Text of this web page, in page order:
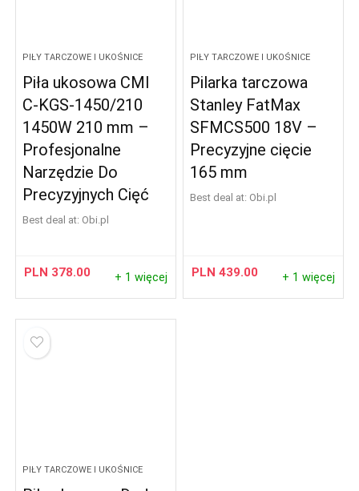
PIŁY TARCZOWE I UKOŚNICE
Piła ukosowa CMI
C-KGS-1450/210
1450W 210 mm –
Profesjonalne
Narzędzie Do
Precyzyjnych Cięć
Best deal at: obi.pl
PLN 378.00 + 1 więcej
PIŁY TARCZOWE I UKOŚNICE
Pilarka tarczowa
Stanley FatMax
SFMCS500 18V –
Precyzyjne cięcie
165 mm
Best deal at: obi.pl
PLN439.00 + 1 więcej
PIŁY TARCZOWE I UKOŚNICE